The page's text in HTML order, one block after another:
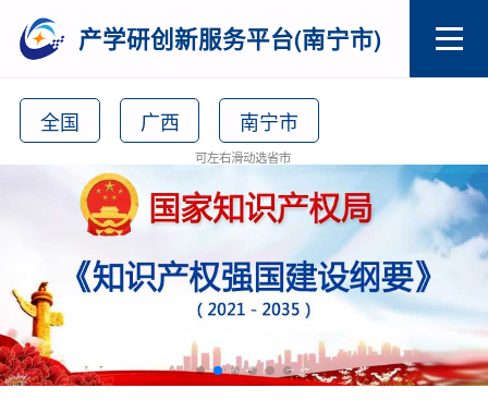
产学研创新服务平台(南宁市)
全国 广西 南宁市
可左右滑动选省市